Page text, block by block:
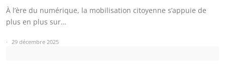
À l’ère du numérique, la mobilisation citoyenne s’appuie de
plus en plus sur…
29 décembre 2025